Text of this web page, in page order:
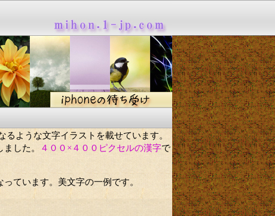
ような文字イラストを載せています。
した。
４００×４００ピクセルの漢字で
ています。美文字の一例です。